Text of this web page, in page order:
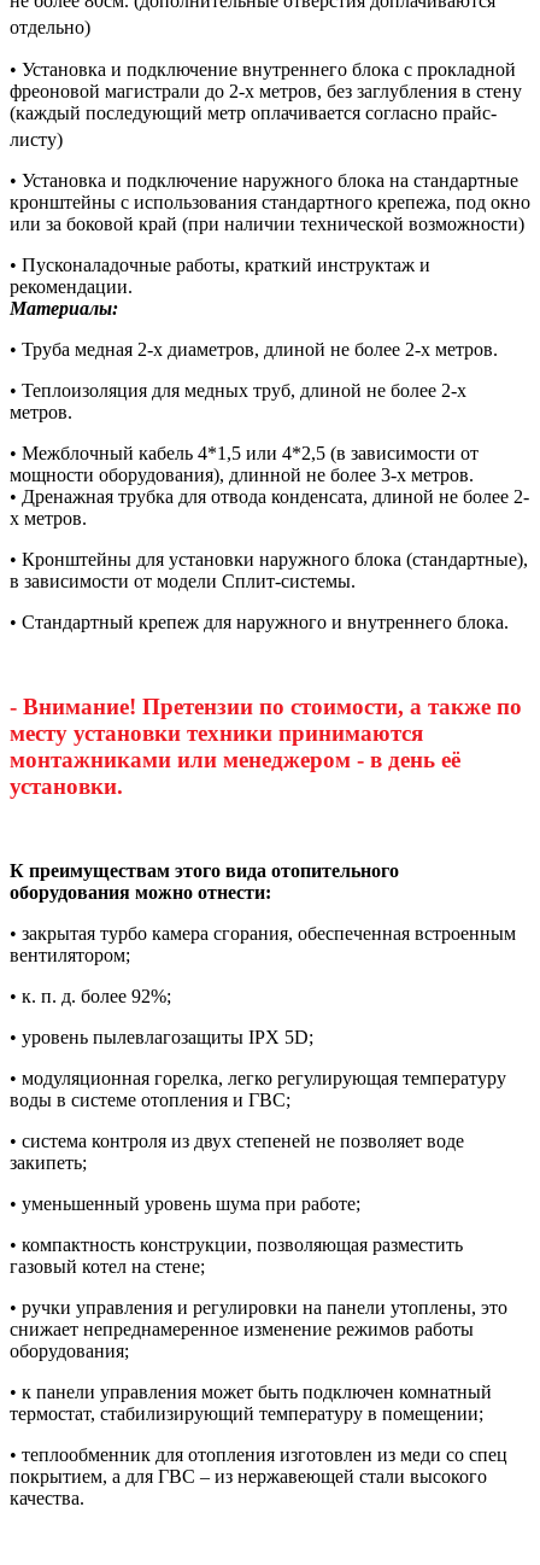
отдельно)
• Установка и подключение внутреннего блока с прокладной
фреоновой магистрали до 2-х метров, без заглубления в стену
(каждый последующий метр оплачивается согласно прайс-
листу)
• Установка и подключение наружного блока на стандартные
кронштейны с использования стандартного крепежа, под окно
или за боковой край (при наличии технической возможности)
• Пусконаладочные работы, краткий инструктаж и
рекомендации.
Материалы:
• Труба медная 2-х диаметров, длиной не более 2-х метров.
• Теплоизоляция для медных труб, длиной не более 2-х
метров.
• Межблочный кабель 4*1,5 или 4*2,5 (в зависимости от
мощности оборудования), длинной не более 3-х метров.
• Дренажная трубка для отвода конденсата, длиной не более 2-
х метров.
• Кронштейны для установки наружного блока (стандартные),
в зависимости от модели Сплит-системы.
• Стандартный крепеж для наружного и внутреннего блока.
- Внимание! Претензии по стоимости, а также по
месту установки техники принимаются
монтажниками или менеджером - в день её
установки.
К преимуществам этого вида отопительного
оборудования можно отнести:
• закрытая турбо камера сгорания, обеспеченная встроенным
вентилятором;
• к. п. д. более 92%;
• уровень пылевлагозащиты IPX 5D;
• модуляционная горелка, легко регулирующая температуру
воды в системе отопления и ГВС;
• система контроля из двух степеней не позволяет воде
закипеть;
• уменьшенный уровень шума при работе;
• компактность конструкции, позволяющая разместить
газовый котел на стене;
• ручки управления и регулировки на панели утоплены, это
снижает непреднамеренное изменение режимов работы
оборудования;
• к панели управления может быть подключен комнатный
термостат, стабилизирующий температуру в помещении;
• теплообменник для отопления изготовлен из меди со спец
покрытием, а для ГВС – из нержавеющей стали высокого
качества.